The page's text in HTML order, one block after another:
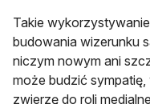
Takie
budowania wizerunku
niczym nowym ani
może budzić
zwierzę do roli